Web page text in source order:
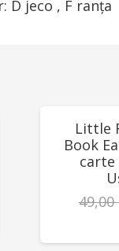
D jeco , F ranța
REDUCERI!
Little
Book
carte
49,00